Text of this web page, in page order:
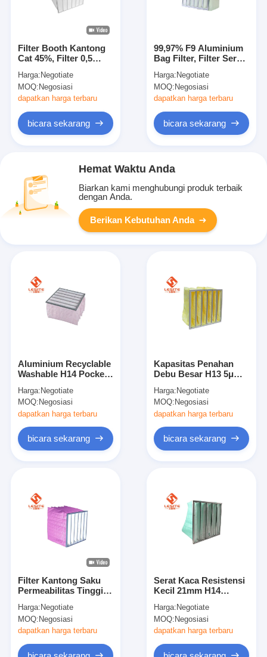
Filter Booth Kantong
Cat 45%, Filter 0,5
Besar Large
Harga: Negotiate
MOQ:Negosiasi
dapatkan harga terbaru
bicara sekarang
99,97% F9 Aluminium
Bag Filter, Filter Serat
Harga: Negotiate
MOQ:Negosiasi
dapatkan harga terbaru
bicara sekarang
Hemat Waktu Anda
Biarkan kami menghubungi produk terbaik
dengan Anda.
Berikan Kebutuhan Anda
Aluminium Recyclable
Washable H14 Pocket
Warna Pink
Harga: Negotiate
MOQ: Negosiasi
dapatkan harga terbaru
bicara sekarang
Kapasitas Penahan
Debu Besar H13 5μM
Kuning
Harga: Negotiate
MOQ: Negosiasi
dapatkan harga terbaru
bicara sekarang
Filter Kantong Saku
Permeabilitas Tinggi
yang Panjang
Harga: Negotiate
MOQ:Negosiasi
dapatkan harga terbaru
Serat Kaca Resistensi
Kecil 21mm H14
Pocket Air Filter
Harga: Negotiate
MOQ:Negosiasi
dapatkan harga terbaru